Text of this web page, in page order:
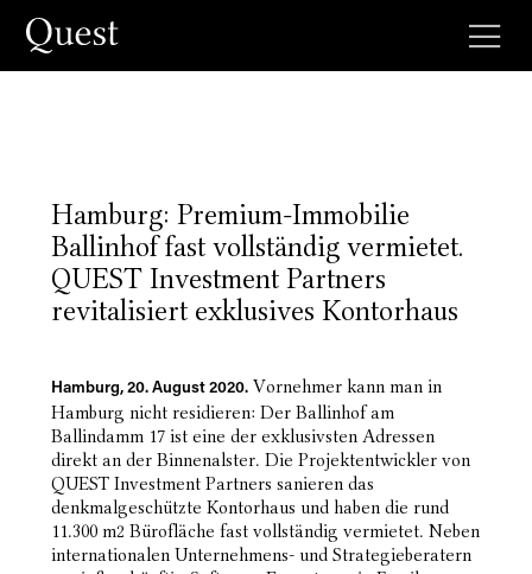
Hamburg: Premium-Immobilie
Ballinhof fast vollständig vermietet.
QUEST Investment Partners
revitalisiert exklusives Kontorhaus
Hamburg, 20. August 2020.Vornehmer kann man in
Hamburg nicht residieren: Der Ballinhof am
Ballindamm 17 ist eine der exklusivsten Adressen
direkt an der Binnenalster. Die Projektentwickler von
QUEST Investment Partners sanieren das
denkmalgeschützte Kontorhaus und haben die rund
11.300 m2 Bürofläche fast vollständig vermietet. Neben
internationalen Unternehmens- und Strategieberatern